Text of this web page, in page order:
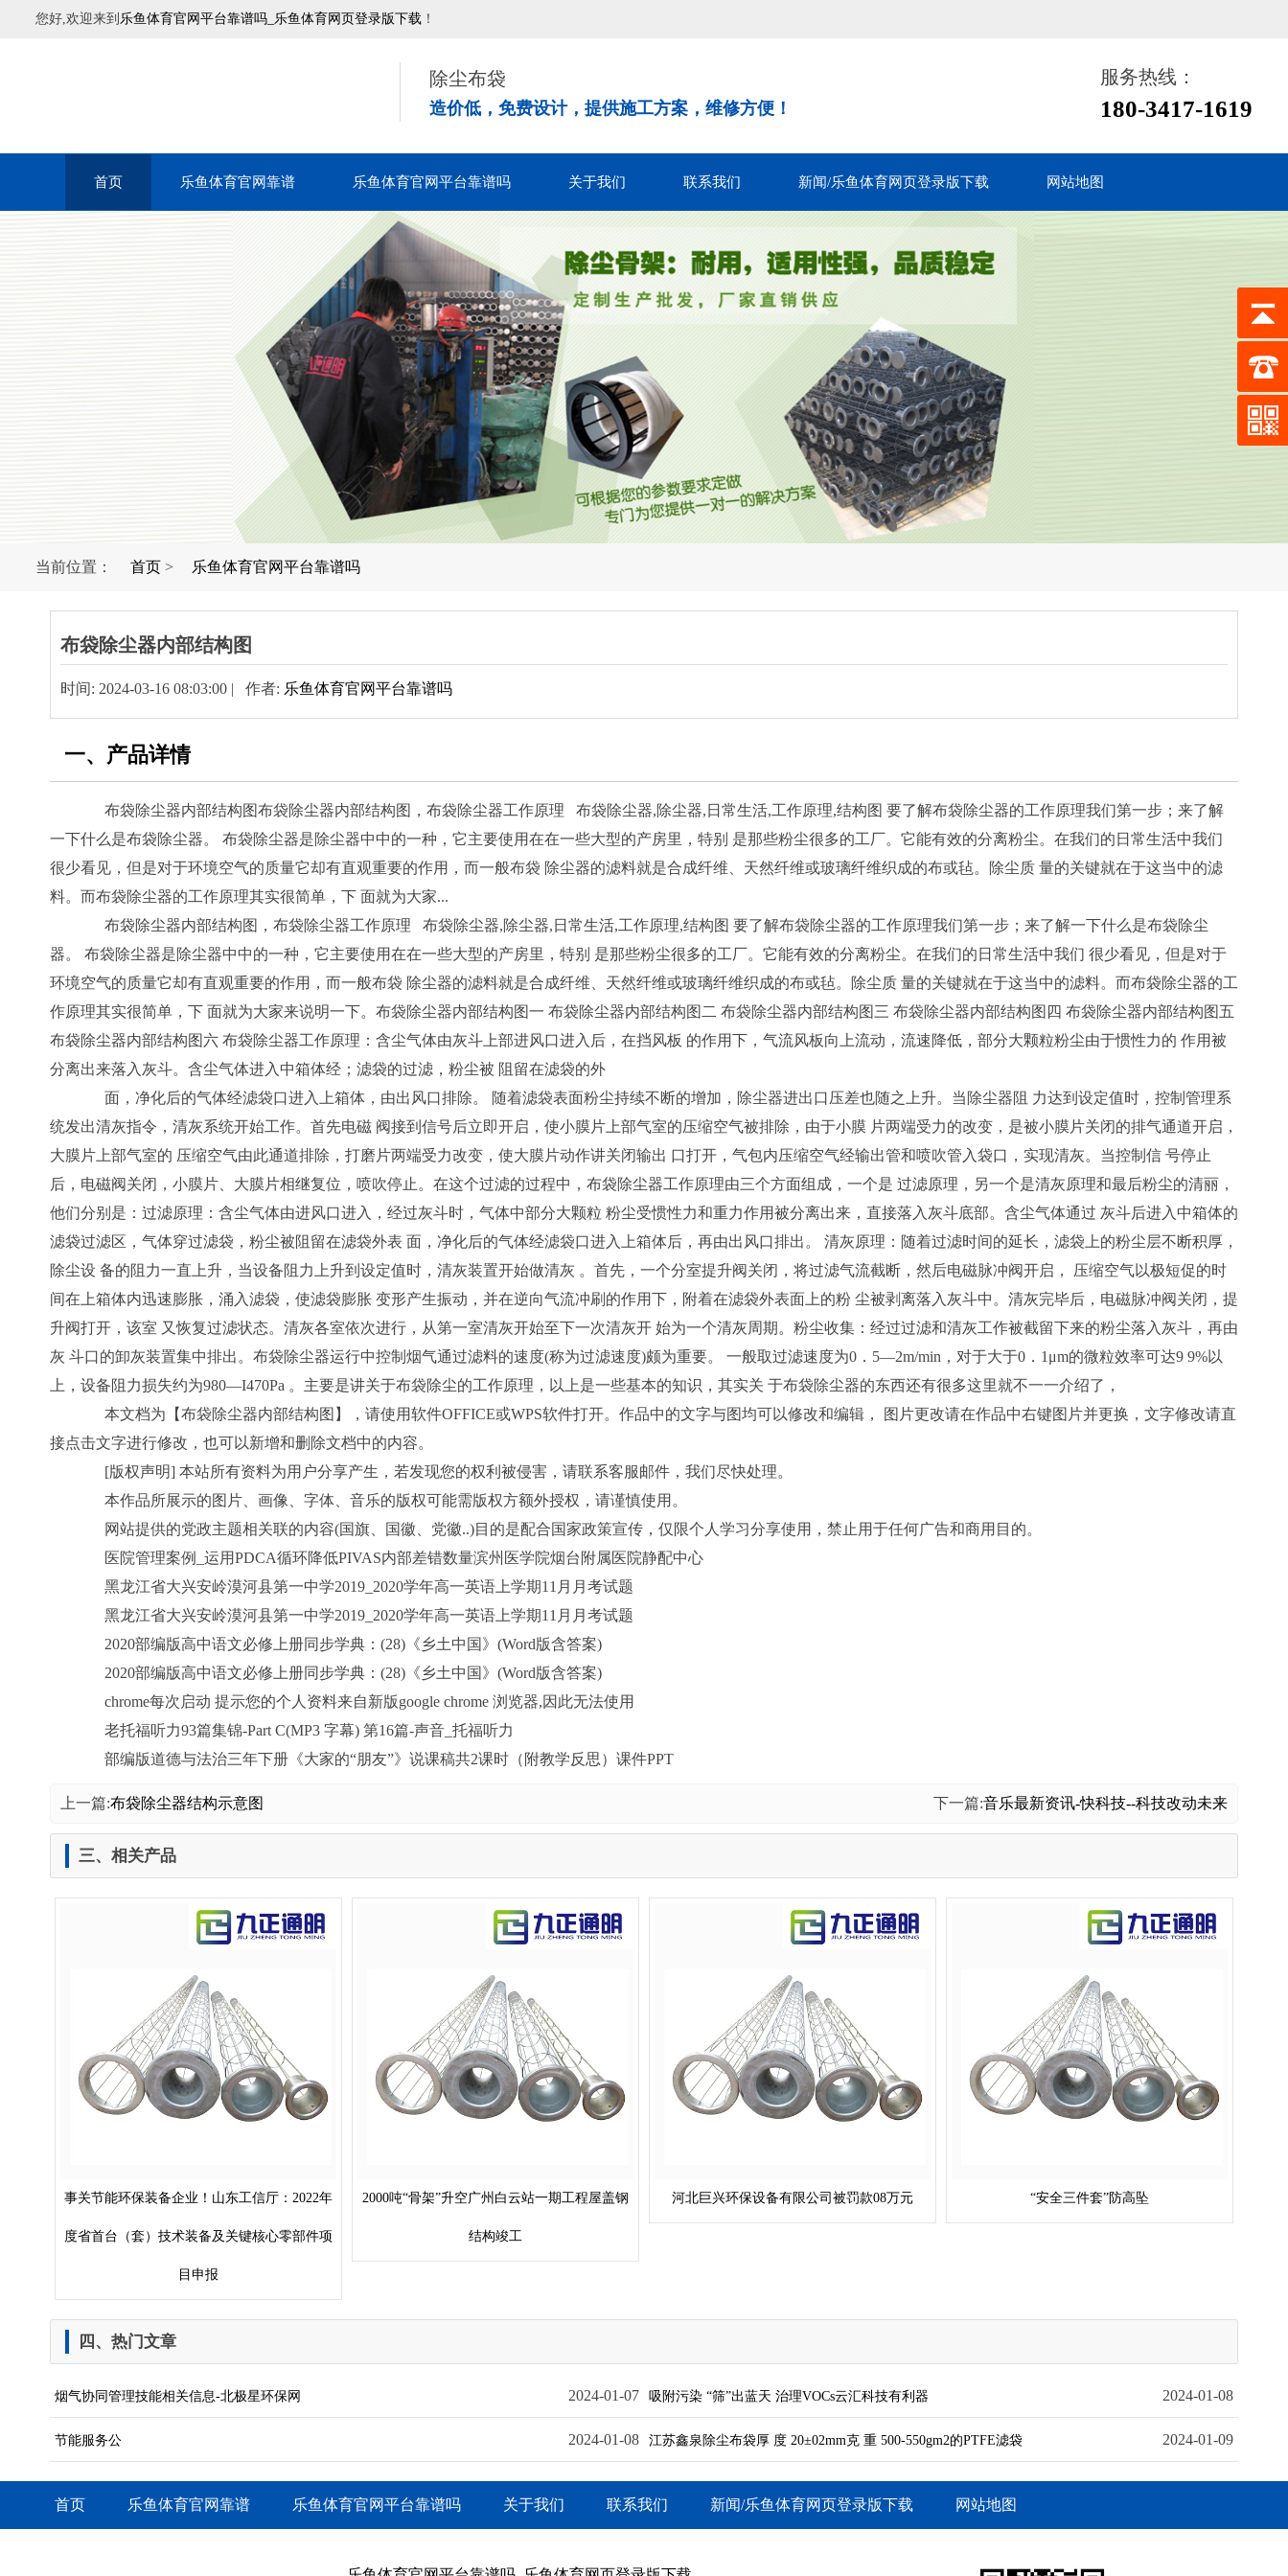
您好,欢迎来到 乐鱼体育官网平台靠谱吗_乐鱼体育网页登录版下载 ！
除尘布袋
造价低，免费设计，提供施工方案，维修方便！
服务热线：
180-3417-1619
首页 乐鱼体育官网靠谱 乐鱼体育官网平台靠谱吗 关于我们 联系我们 新闻/乐鱼体育网页登录版下载 网站地图
当前位置： 首页 > 乐鱼体育官网平台靠谱吗
布袋除尘器内部结构图
时间: 2024-03-16 08:03:00 | 作者: 乐鱼体育官网平台靠谱吗
一、产品详情
布袋除尘器内部结构图布袋除尘器内部结构图，布袋除尘器工作原理 布袋除尘器,除尘器,日常生活,工作原理,结构图 要了解布袋除尘器的工作原理我们第一步；来了解
一下什么是布袋除尘器。 布袋除尘器是除尘器中中的一种，它主要使用在在一些大型的产房里，特别 是那些粉尘很多的工厂。它能有效的分离粉尘。在我们的日常生活中我们
很少看见，但是对于环境空气的质量它却有直观重要的作用，而一般布袋 除尘器的滤料就是合成纤维、天然纤维或玻璃纤维织成的布或毡。除尘质 量的关键就在于这当中的滤
料。而布袋除尘器的工作原理其实很简单，下 面就为大家...
布袋除尘器内部结构图，布袋除尘器工作原理 布袋除尘器,除尘器,日常生活,工作原理,结构图 要了解布袋除尘器的工作原理我们第一步；来了解一下什么是布袋除尘
器。 布袋除尘器是除尘器中中的一种，它主要使用在在一些大型的产房里，特别 是那些粉尘很多的工厂。它能有效的分离粉尘。在我们的日常生活中我们 很少看见，但是对于
环境空气的质量它却有直观重要的作用，而一般布袋 除尘器的滤料就是合成纤维、天然纤维或玻璃纤维织成的布或毡。除尘质 量的关键就在于这当中的滤料。而布袋除尘器的工
作原理其实很简单，下 面就为大家来说明一下。布袋除尘器内部结构图一 布袋除尘器内部结构图二 布袋除尘器内部结构图三 布袋除尘器内部结构图四 布袋除尘器内部结构图五
布袋除尘器内部结构图六 布袋除尘器工作原理：含尘气体由灰斗上部进风口进入后，在挡风板 的作用下，气流风板向上流动，流速降低，部分大颗粒粉尘由于惯性力的 作用被
分离出来落入灰斗。含尘气体进入中箱体经；滤袋的过滤，粉尘被 阻留在滤袋的外
面，净化后的气体经滤袋口进入上箱体，由出风口排除。 随着滤袋表面粉尘持续不断的增加，除尘器进出口压差也随之上升。当除尘器阻 力达到设定值时，控制管理系
统发出清灰指令，清灰系统开始工作。首先电磁 阀接到信号后立即开启，使小膜片上部气室的压缩空气被排除，由于小膜 片两端受力的改变，是被小膜片关闭的排气通道开启，
大膜片上部气室的 压缩空气由此通道排除，打磨片两端受力改变，使大膜片动作讲关闭输出 口打开，气包内压缩空气经输出管和喷吹管入袋口，实现清灰。当控制信 号停止
后，电磁阀关闭，小膜片、大膜片相继复位，喷吹停止。在这个过滤的过程中，布袋除尘器工作原理由三个方面组成，一个是 过滤原理，另一个是清灰原理和最后粉尘的清丽，
他们分别是：过滤原理：含尘气体由进风口进入，经过灰斗时，气体中部分大颗粒 粉尘受惯性力和重力作用被分离出来，直接落入灰斗底部。含尘气体通过 灰斗后进入中箱体的
滤袋过滤区，气体穿过滤袋，粉尘被阻留在滤袋外表 面，净化后的气体经滤袋口进入上箱体后，再由出风口排出。 清灰原理：随着过滤时间的延长，滤袋上的粉尘层不断积厚，
除尘设 备的阻力一直上升，当设备阻力上升到设定值时，清灰装置开始做清灰 。首先，一个分室提升阀关闭，将过滤气流截断，然后电磁脉冲阀开启， 压缩空气以极短促的时
间在上箱体内迅速膨胀，涌入滤袋，使滤袋膨胀 变形产生振动，并在逆向气流冲刷的作用下，附着在滤袋外表面上的粉 尘被剥离落入灰斗中。清灰完毕后，电磁脉冲阀关闭，提
升阀打开，该室 又恢复过滤状态。清灰各室依次进行，从第一室清灰开始至下一次清灰开 始为一个清灰周期。粉尘收集：经过过滤和清灰工作被截留下来的粉尘落入灰斗，再由
灰 斗口的卸灰装置集中排出。布袋除尘器运行中控制烟气通过滤料的速度(称为过滤速度)颇为重要。 一般取过滤速度为0．5—2m/min，对于大于0．1μm的微粒效率可达9 9%以
上，设备阻力损失约为980—I470Pa 。主要是讲关于布袋除尘的工作原理，以上是一些基本的知识，其实关 于布袋除尘器的东西还有很多这里就不一一介绍了，
本文档为【布袋除尘器内部结构图】，请使用软件OFFICE或WPS软件打开。作品中的文字与图均可以修改和编辑， 图片更改请在作品中右键图片并更换，文字修改请直
接点击文字进行修改，也可以新增和删除文档中的内容。
[版权声明] 本站所有资料为用户分享产生，若发现您的权利被侵害，请联系客服邮件，我们尽快处理。
本作品所展示的图片、画像、字体、音乐的版权可能需版权方额外授权，请谨慎使用。
网站提供的党政主题相关联的内容(国旗、国徽、党徽..)目的是配合国家政策宣传，仅限个人学习分享使用，禁止用于任何广告和商用目的。
医院管理案例_运用PDCA循环降低PIVAS内部差错数量滨州医学院烟台附属医院静配中心
黑龙江省大兴安岭漠河县第一中学2019_2020学年高一英语上学期11月月考试题
黑龙江省大兴安岭漠河县第一中学2019_2020学年高一英语上学期11月月考试题
2020部编版高中语文必修上册同步学典：(28)《乡土中国》(Word版含答案)
2020部编版高中语文必修上册同步学典：(28)《乡土中国》(Word版含答案)
chrome每次启动 提示您的个人资料来自新版google chrome 浏览器,因此无法使用
老托福听力93篇集锦-Part C(MP3 字幕) 第16篇-声音_托福听力
部编版道德与法治三年下册《大家的“朋友”》说课稿共2课时（附教学反思）课件PPT
上一篇:布袋除尘器结构示意图 下一篇:音乐最新资讯-快科技--科技改动未来
三、相关产品
事关节能环保装备企业！山东工信厅：2022年
度省首台（套）技术装备及关键核心零部件项
目申报
2000吨“骨架”升空广州白云站一期工程屋盖钢
结构竣工
河北巨兴环保设备有限公司被罚款08万元 “安全三件套”防高坠
四、热门文章
2024-01-07
烟气协同管理技能相关信息-北极星环保网 2024-01-08
吸附污染 “筛”出蓝天 治理VOCs云汇科技有利器
2024-01-08
节能服务公 2024-01-09
江苏鑫泉除尘布袋厚 度 20±02mm克 重 500-550gm2的PTFE滤袋
首页 乐鱼体育官网靠谱 乐鱼体育官网平台靠谱吗 关于我们 联系我们 新闻/乐鱼体育网页登录版下载 网站地图